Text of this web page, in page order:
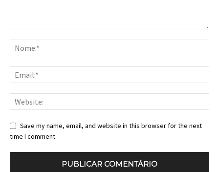
Save my name, email, and website in this browser for the next
time I comment.